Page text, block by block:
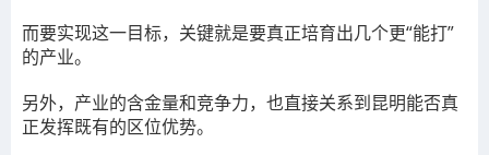
而要实现这一目标，关键就是要真正培育出几个更“能打”
的产业。
另外，产业的含金量和竞争力，也直接关系到昆明能否真
正发挥既有的区位优势。